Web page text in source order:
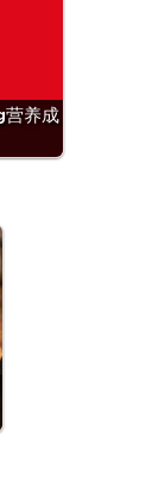
营养成